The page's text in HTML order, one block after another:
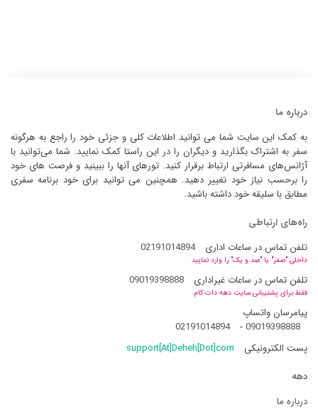
درباره ما
به کمک این سایت شما می توانید اطلاعات کلی و جزئی خود را راجع به هرگونه
سفر به اشتراک بگذارید و دیگران را در این راستا کمک نمایید. شما می‌توانید با
آژانس‌های مسافرتی ارتباط برقرار کنید. تورهای آنها را ببینید و فرصت های خود
را برحسب نیاز خود تغییر دهید. همچنین می توانید برای خود برنامه سفری
مطابق با سلیقه خود داشته باشید.
راه‌های ارتباطی
تلفن تماس در ساعات اداری
02191014894
داخلی "صفر" یا "صد و یک" را وارد نمایید
تلفن تماس در ساعات غیراداری 09019398888
فقط برای پشتیبانی سایت دهه دات کام
پیامرسان واتساپ
09019398888
-
02191014894
پست الکترونیکی
support[At]Deheh[Dot]com
دهه
درباره ما